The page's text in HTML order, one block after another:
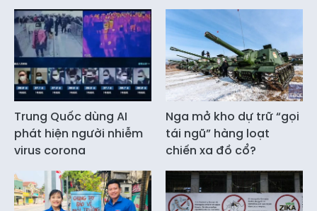
Trung Quốc dùng AI
phát hiện người nhiễm
virus corona
Nga mở kho dự trữ “gọi
tái ngũ” hàng loạt
chiến xa đồ cổ?